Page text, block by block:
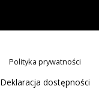
Polityka prywatności
Deklaracja dostępności